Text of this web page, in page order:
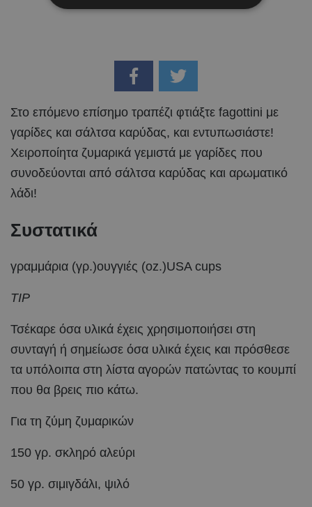
Στο επόμενο επίσημο τραπέζι φτιάξτε fagottini με
γαρίδες και σάλτσα καρύδας, και εντυπωσιάστε!
Χειροποίητα ζυμαρικά γεμιστά με γαρίδες που
συνοδεύονται από σάλτσα καρύδας και αρωματικό
λάδι!
Συστατικά
γραμμάρια (γρ.)ουγγιές (oz.)USA cups
TIP
Τσέκαρε όσα υλικά έχεις χρησιμοποιήσει στη
συνταγή ή σημείωσε όσα υλικά έχεις και πρόσθεσε
τα υπόλοιπα στη λίστα αγορών πατώντας το κουμπί
που θα βρεις πιο κάτω.
Για τη ζύμη ζυμαρικών
150 γρ. σκληρό αλεύρι
50 γρ. σιμιγδάλι, ψιλό